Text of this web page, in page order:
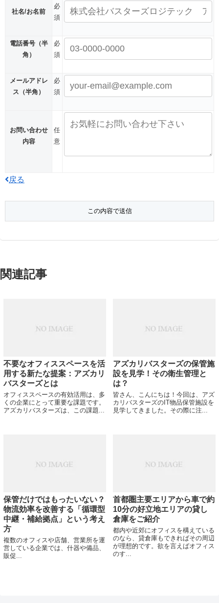
社名/お名前
必
須
電話番号（半
角）
必
須
メールアドレ
ス （半角）
必
須
お問い合わせ
内容
任
意
戻る
関連記事
不要なオフィススペースを活
用する新たな提案：アズカリ
バスターズとは
オフィススペースの有効活用は、多
くの企業にとって重要な課題です。
アズカリバスターズは、この課題...
アズカリバスターズの保管施
設を見学！その衛生管理と
は？
皆さん、こんにちは！今回は、アズ
カリバスターズのIT物品保管施設を
見学してきました。その際に注...
保管だけではもったいない？
物流効率を改善する「循環型
中継・補給拠点」という考え
方
複数のオフィスや店舗、営業所を運
営している企業では、什器や備品、
販促...
首都圏主要エリアから車で約
10分の好立地エリアの貸し
倉庫をご紹介
都内や近郊にオフィスを構えている
のなら、貸倉庫もできればその周辺
が理想的です。欲を言えばオフィス
のす...